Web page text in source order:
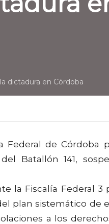
dictadura en Córdoba
Federal de Córdoba
Batallón 141,
la Fiscalía Federal 3
plan sistemático de
a los